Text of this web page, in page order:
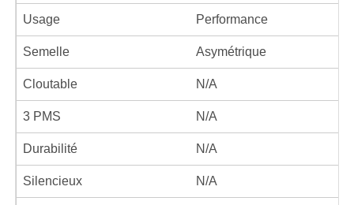
Usage Performance
Semelle Asymétrique
Cloutable N/A
3 PMS N/A
Durabilité N/A
Silencieux N/A